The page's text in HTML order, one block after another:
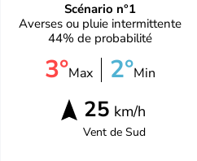
Scénario n°1
Averses ou pluie intermittente
44% de probabilité
3°Max 2°Min
25 km/h
Vent deSud